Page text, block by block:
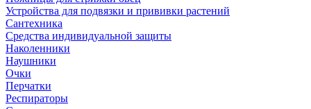
Устройства для подвязки и прививки растений
Сантехника
Средства индивидуальной защиты
Наколенники
Наушники
Очки
Перчатки
Респираторы